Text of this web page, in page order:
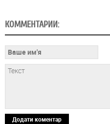
КОММЕНТАРИИ:
Додати коментар